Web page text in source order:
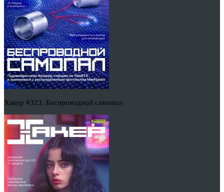
Хакер #323. Беспроводной самопал